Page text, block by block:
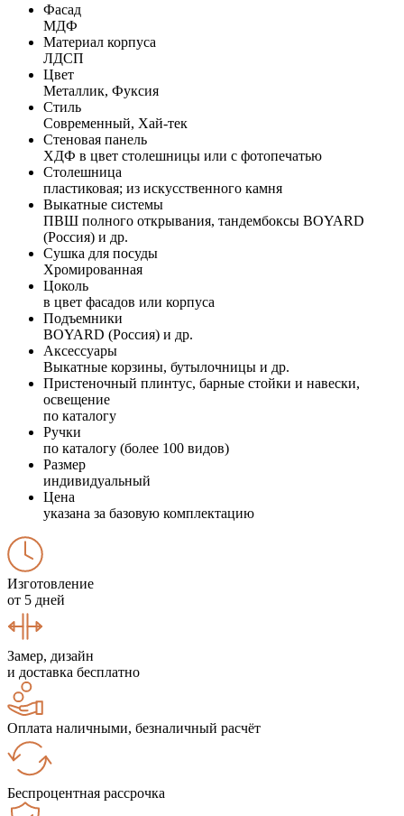
Фасад
МДФ
Материал корпуса
ЛДСП
Цвет
Металлик, Фуксия
Стиль
Современный, Хай-тек
Стеновая панель
ХДФ в цвет столешницы или с фотопечатью
Столешница
пластиковая; из искусственного камня
Выкатные системы
ПВШ полного открывания, тандембоксы BOYARD
(Россия) и др.
Сушка для посуды
Хромированная
Цоколь
в цвет фасадов или корпуса
Подъемники
BOYARD (Россия) и др.
Аксессуары
Выкатные корзины, бутылочницы и др.
Пристеночный плинтус, барные стойки и навески,
освещение
по каталогу
Ручки
по каталогу (более 100 видов)
Размер
индивидуальный
Цена
указана за базовую комплектацию
Изготовление
от 5 дней
Замер, дизайн
и доставка бесплатно
Оплата наличными, безналичный расчёт
Беспроцентная рассрочка